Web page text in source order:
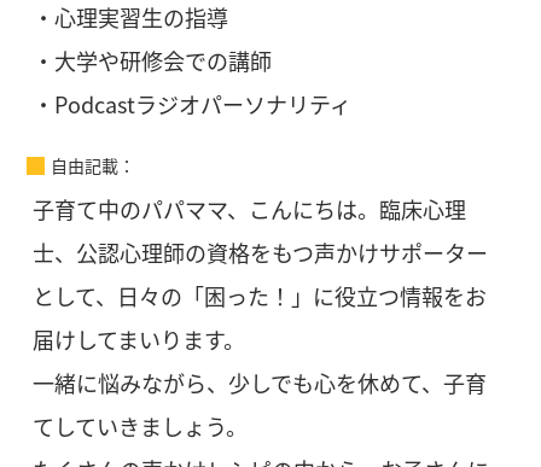
・心理実習生の指導
・大学や研修会での講師
・Podcastラジオパーソナリティ
自由記載
子育て中のパパママ、こんにちは。臨床心理
士、公認心理師の資格をもつ声かけサポーター
として、日々の「困った！」に役立つ情報をお
届けしてまいります。
一緒に悩みながら、少しでも心を休めて、子育
てしていきましょう。